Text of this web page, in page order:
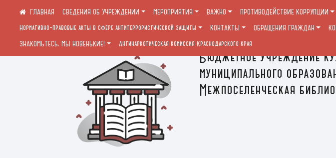
Бюджетное учреждение
муниципального
Межпоселенческая
СВЕДЕНИЯ ОБ УЧРЕЖДЕНИИ МЕРОПРИЯТИЯ ВАЖНО ПРОТИВОДЕЙСТВИЕ КОРРУПЦИИ
Нормативно-правовые акты в сфере антитеррористической защиты
КОНТАКТЫ ОБРАЩЕНИЯ ГРАЖДАН
ЗНАКОМЬТЕСЬ, МЫ НОВЕНЬКИЕ!
Антинаркотическая комиссия Краснодарского края